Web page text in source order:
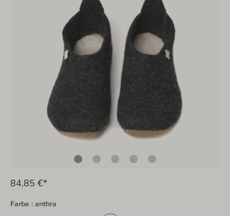
84,85 €*
Farbe : anthra